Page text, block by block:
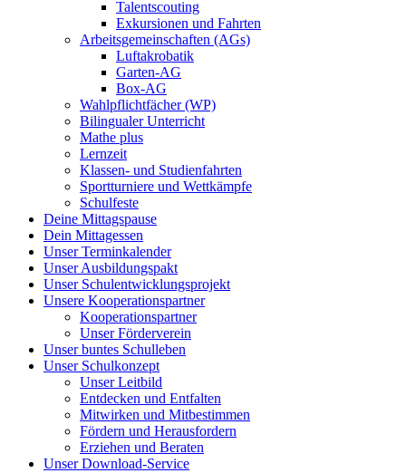
Talentscouting
Exkursionen und Fahrten
Arbeitsgemeinschaften (AGs)
Luftakrobatik
Garten-AG
Box-AG
Wahlpflichtfächer (WP)
Bilingualer Unterricht
Mathe plus
Lernzeit
Klassen- und Studienfahrten
Sportturniere und Wettkämpfe
Schulfeste
Deine Mittagspause
Dein Mittagessen
Unser Terminkalender
Unser Ausbildungspakt
Unser Schulentwicklungsprojekt
Unsere Kooperationspartner
Kooperationspartner
Unser Förderverein
Unser buntes Schulleben
Unser Schulkonzept
Unser Leitbild
Entdecken und Entfalten
Mitwirken und Mitbestimmen
Fördern und Herausfordern
Erziehen und Beraten
Unser Download-Service